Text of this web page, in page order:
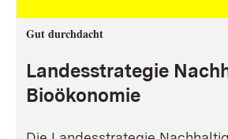
Gut durchdacht
Landesstrategie
Bioökonomie